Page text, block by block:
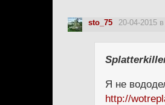
sto_75 20-04-2015
Я не
http://